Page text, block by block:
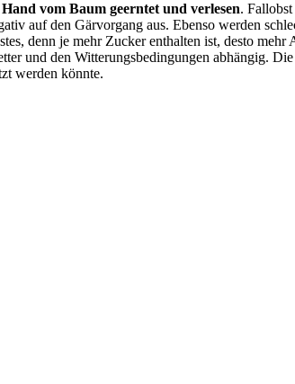
vom Baum geerntet und verlesen.
auf den Gärvorgang aus. Ebenso werden
denn je mehr Zucker enthalten ist, desto mehr
und den Witterungsbedingungen abhängig.
werden könnte.